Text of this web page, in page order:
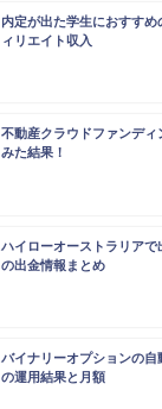
内定が出た学生におすす
ィリエイト収入
不動産クラウドファンディ
みた結果！
ハイローオーストラリア
の出金情報まとめ
バイナリーオプションの自
の運用結果と月額